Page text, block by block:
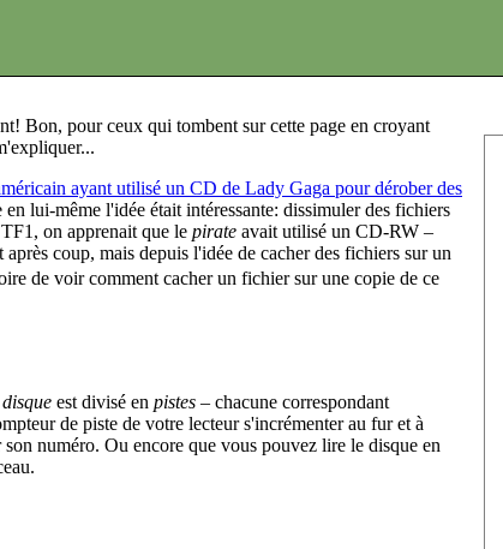
Bon, pour ceux qui tombent sur cette page en croyant
ayant utilisé un CD de Lady Gaga pour dérober des
lui-même l'idée était intéressante: dissimuler des fichiers
on apprenait que le pirate avait utilisé un CD-RW –
coup, mais depuis l'idée de cacher des fichiers sur un
de voir comment cacher un fichier sur une copie de ce
disque est divisé en pistes – chacune correspondant
de piste de votre lecteur s'incrémenter au fur et à
numéro. Ou encore que vous pouvez lire le disque en